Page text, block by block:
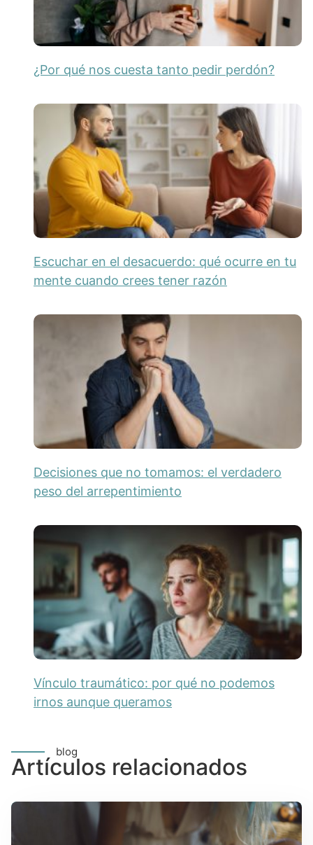
¿Por qué nos cuesta tanto pedir perdón?
Escuchar en el desacuerdo: qué ocurre en tu
mente cuando crees tener razón
Decisiones que no tomamos: el verdadero
peso del arrepentimiento
Vínculo traumático: por qué no podemos
irnos aunque queramos
blog
Artículos relacionados